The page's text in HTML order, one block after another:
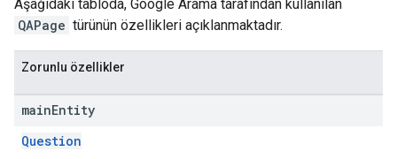
Aşağıdaki tabloda, Google Arama tarafından kullanılan
QAPage türünün özellikleri açıklanmaktadır.
Zorunlu özellikler
mainEntity
Question